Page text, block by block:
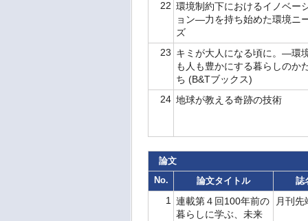
22 環境制約下におけるイノベー
ョン―力を持ち始めた環境ニ
ズ
23 キミが大人になる頃に。―環
も人も豊かにする暮らしのか
ち (B&Tブックス)
24 地球が教える奇跡の技術
論文
No.
論文タイトル 誌
1
連載第４回100年前の
暮らしに学ぶ、未来
月刊